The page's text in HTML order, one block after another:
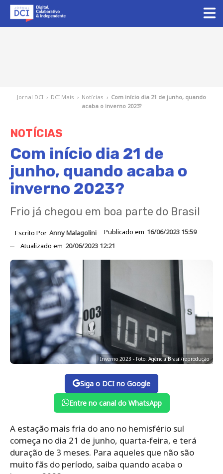
Jornal DCI › DCI Mais › Notícias › Com início dia 21 de junho, quando
acaba o inverno 2023?
NOTÍCIAS
Com início dia 21 de
junho, quando acaba o
inverno 2023?
Frio já chegou em boa parte do Brasil
Escrito Por Anny Malagolini Publicado em 16/06/2023 15:59
Atualizado em 20/06/2023 12:21
Inverno 2023 - Foto: Agência Brasil/reprodução
Siga o DCI no Google
Entre no canal do WhatsApp
A estação mais fria do ano no hemisfério sul
começa no dia 21 de junho, quarta-feira, e terá
duração de 3 meses. Para aqueles que não são
muito fãs do período, saiba quando acaba o